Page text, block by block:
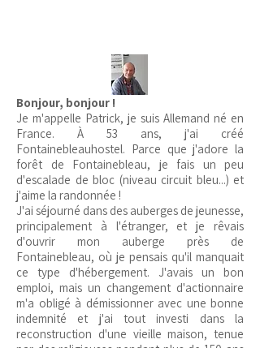
Bonjour, bonjour !
Je m'appelle Patrick, je suis Allemand né en
France. À 53 ans, j'ai créé
Fontainebleauhostel. Parce que j'adore la
forêt de Fontainebleau, je fais un peu
d'escalade de bloc (niveau circuit bleu...) et
j'aime la randonnée !
J'ai séjourné dans des auberges de jeunesse,
principalement à l'étranger, et je rêvais
d'ouvrir mon auberge près de
Fontainebleau, où je pensais qu'il manquait
ce type d'hébergement. J'avais un bon
emploi, mais un changement d'actionnaire
m'a obligé à démissionner avec une bonne
indemnité et j'ai tout investi dans la
reconstruction d'une vieille maison, tenue